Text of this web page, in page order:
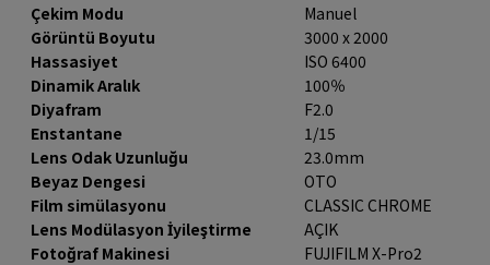
Çekim Modu
Görüntü Boyutu
Hassasiyet
Dinamik Aralık
Diyafram
Enstantane
Lens Odak Uzunluğu
Beyaz Dengesi
Film simülasyonu
Lens Modülasyon İyileştirme
Fotoğraf Makinesi
Manuel
3000 x 2000
ISO 6400
100％
F2.0
1/15
23.0mm
OTO
CLASSIC CHROME
AÇIK
FUJIFILM X-Pro2